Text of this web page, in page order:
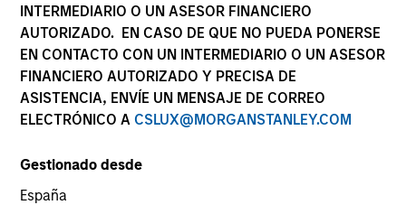
INTERMEDIARIO O UN ASESOR FINANCIERO
AUTORIZADO. EN CASO DE QUE NO PUEDA PONERSE
EN CONTACTO CON UN INTERMEDIARIO O UN ASESOR
FINANCIERO AUTORIZADO Y PRECISA DE
ASISTENCIA, ENVÍE UN MENSAJE DE CORREO
ELECTRÓNICO A CSLUX@MORGANSTANLEY.COM
Gestionado desde
España